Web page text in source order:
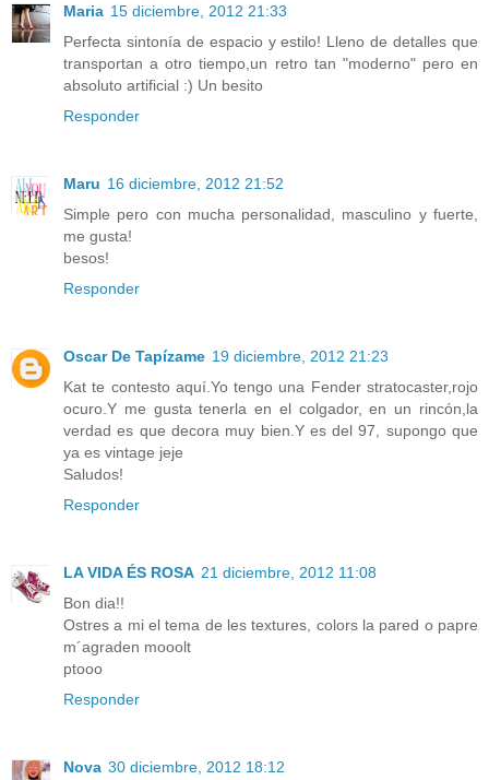
Maria 15 diciembre, 2012 21:33
Perfecta sintonía de espacio y estilo! Lleno de detalles que
transportan a otro tiempo,un retro tan "moderno" pero en
absoluto artificial :) Un besito
Responder
Maru 16 diciembre, 2012 21:52
Simple pero con mucha personalidad, masculino y fuerte,
me gusta!
besos!
Responder
Oscar De Tapízame 19 diciembre, 2012 21:23
Kat te contesto aquí.Yo tengo una Fender stratocaster,rojo
ocuro.Y me gusta tenerla en el colgador, en un rincón,la
verdad es que decora muy bien.Y es del 97, supongo que
ya es vintage jeje
Saludos!
Responder
LA VIDA ÉS ROSA 21 diciembre, 2012 11:08
Bon dia!!
Ostres a mi el tema de les textures, colors la pared o papre
m´agraden mooolt
ptooo
Responder
Nova 30 diciembre, 2012 18:12